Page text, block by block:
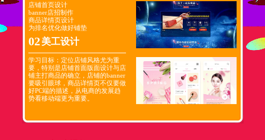
店铺首页设计
banner店招制作
商品详情页设计
为排名优化做好铺垫
02美工设计
学习目标：定位店铺风格尤为重
要，特别是店铺首面版面设计与店
铺主打商品的确立，店铺的banner
要吸引眼球，商品详情页不仅要做
好PC端的描述，从电商的发展趋
势看移动端更为重要。